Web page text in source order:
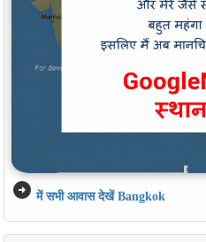
arrow_circle_right में सभी आवास देखें Bangkok